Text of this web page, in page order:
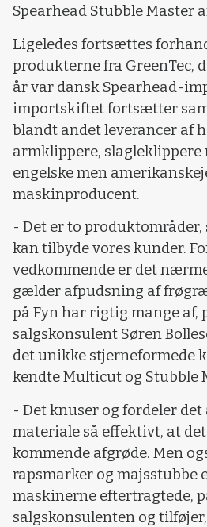
Spearhead Stubble Master
Ligeledes fortsættes
produkterne fra GreenTec,
år var dansk Spearhead-
importskiftet fortsætter
blandt andet leverancer af
armklippere, slagleklippere
engelske men
maskinproducent.
- Det er to
kan tilbyde vores kunder.
vedkommende er det
gælder afpudsning af
på Fyn har rigtig mange af,
salgskonsulent Søren
det unikke stjerneformede
kendte Multicut og Stubble
- Det knuser og fordeler
materiale så effektivt, at
kommende afgrøde. Men
rapsmarker og majsstubbe
maskinerne eftertragtede,
salgskonsulenten og